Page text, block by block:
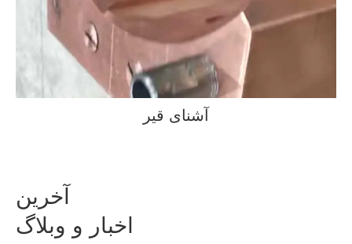
آشنای قیر
آخرین
اخبار و وبلاگ